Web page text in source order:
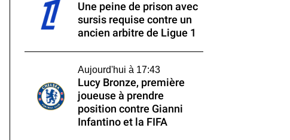
Une peine de prison avec
sursis requise contre un
ancien arbitre de Ligue 1
Aujourd'hui à 17:43
Lucy Bronze, première
joueuse à prendre
position contre Gianni
Infantino et la FIFA